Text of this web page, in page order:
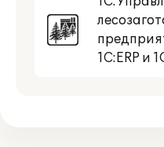
1С:ERP и